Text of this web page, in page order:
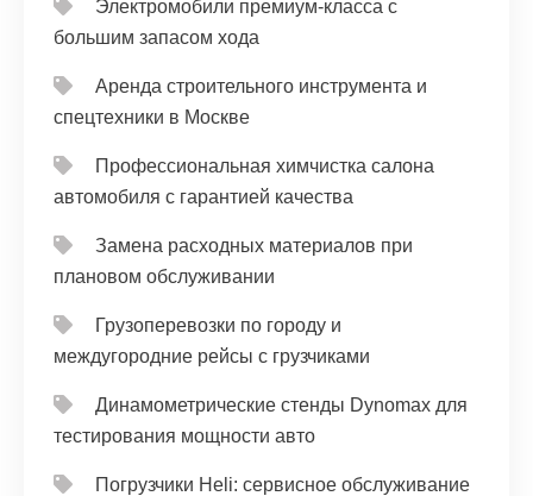
Электромобили премиум-класса с
большим запасом хода
Аренда строительного инструмента и
спецтехники в Москве
Профессиональная химчистка салона
автомобиля с гарантией качества
Замена расходных материалов при
плановом обслуживании
Грузоперевозки по городу и
междугородние рейсы с грузчиками
Динамометрические стенды Dynomax для
тестирования мощности авто
Погрузчики Heli: сервисное обслуживание